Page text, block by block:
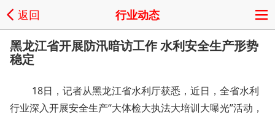
返回 行业动态
黑龙江省开展防汛暗访工作 水利安全生产形势
稳定
18日，记者从黑龙江省水利厅获悉，近日，全省水利
行业深入开展安全生产“大体检大执法大培训大曝光”活动，